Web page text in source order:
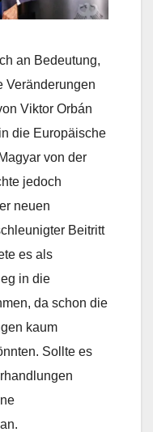
an Bedeutung,
Veränderungen
Viktor Orbán
die Europäische
von der
jedoch
neuen
Beitritt
es als
in die
da schon die
kaum
Sollte es